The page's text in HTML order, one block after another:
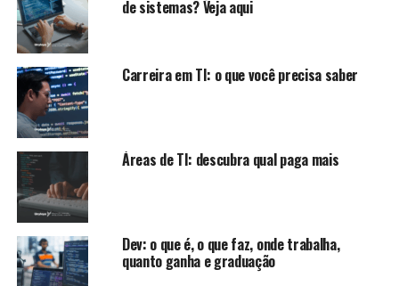
de sistemas? Veja aqui
Carreira em TI: o que você precisa saber
Áreas de TI: descubra qual paga mais
Dev: o que é, o que faz, onde trabalha,
quanto ganha e graduação